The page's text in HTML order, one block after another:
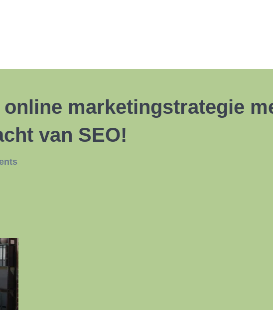
marketingstrategie
van SEO!